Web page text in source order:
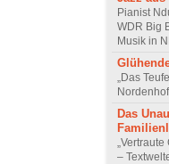
Pianist
WDR Big
Musik in
„Das
Das
–